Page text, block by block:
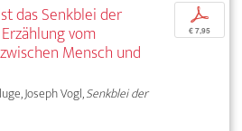
das Senkblei der
vom
Mensch und
Joseph Vogl,Senkblei der
p
€ 7,95